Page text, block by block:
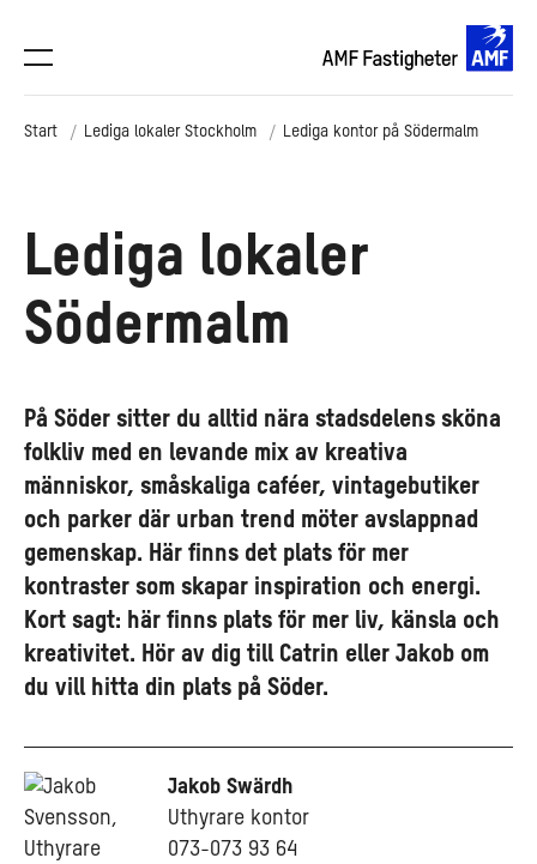
Start Lediga lokaler Stockholm Lediga kontor på Södermalm
Lediga lokaler
Södermalm
På Söder sitter du alltid nära stadsdelens sköna
folkliv med en levande mix av kreativa
människor, småskaliga caféer, vintagebutiker
och parker där urban trend möter avslappnad
gemenskap. Här finns det plats för mer
kontraster som skapar inspiration och energi.
Kort sagt: här finns plats för mer liv, känsla och
kreativitet. Hör av dig till Catrin eller Jakob om
du vill hitta din plats på Söder.
Jakob Swärdh
Uthyrare kontor
073-073 93 64